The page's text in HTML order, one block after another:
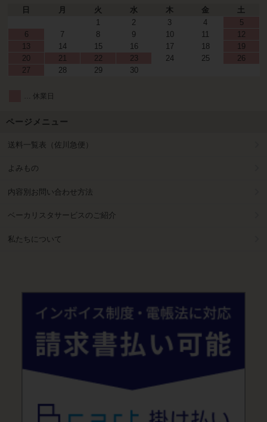
日
月 火 水 木 金
土
1
2 3 4
5
6
7 8 9 10 11
12
13
14 15 16 17 18
19
20
21 22 23 24 25
26
27
28 29 30
… 休業日
ページメニュー
送料一覧表（佐川急便）
よみもの
内容別お問い合わせ方法
ベーカリスタサービスのご紹介
私たちについて